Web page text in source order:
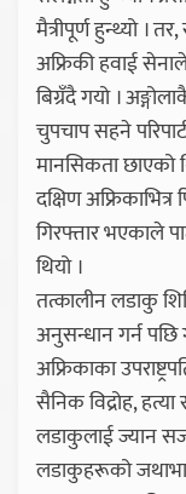
मैत्रीपूर्ण हुन्थ्यो ।
अफ्रिकी हवाई
बिग्रँदै गयो ।
चुपचाप सहने
मानसिकता छाएको
दक्षिण
गिरफ्तार भएकाले
थियो ।
तत्कालीन लडाकु
अनुसन्धान गर्न पछि
अफ्रिकाका
सैनिक विद्रोह,
लडाकुलाई ज्यान
लडाकुहरूको